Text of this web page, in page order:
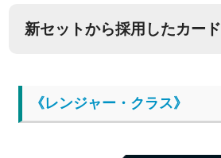
新セットから採用したカード
《レンジャー・クラス》